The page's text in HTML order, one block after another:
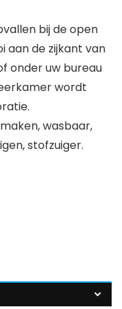
bij de open
aan de zijkant van
onder uw bureau
wordt
wasbaar,
stofzuiger.